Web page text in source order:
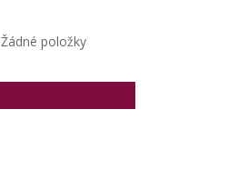
Žádné položky